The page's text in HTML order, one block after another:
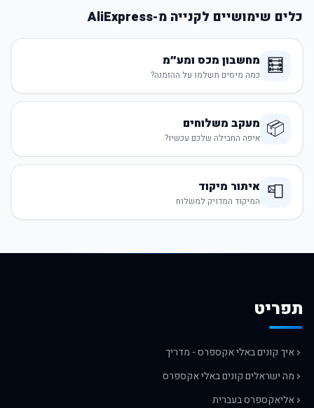
כלים שימושיים לקנייה מ-AliExpress
🧮 מחשבון מכס ומע״מ
כמה מיסים תשלמו על ההזמנה?
📦 מעקב משלוחים
איפה החבילה שלכם עכשיו?
📮 איתור מיקוד
המיקוד המדויק למשלוח
תפריט
איך קונים באלי אקספרס - מדריך
מה ישראלים קונים באלי אקספרס
אליאקספרס בעברית